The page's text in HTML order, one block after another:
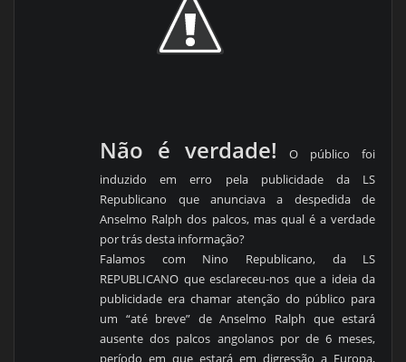
Não é verdade!
O público foi
induzido em erro pela publicidade da LS
Republicano que anunciava a despedida de
Anselmo Ralph dos palcos, mas qual é a verdade
por trás desta informação?
Falamos com Nino Republicano, da LS
REPUBLICANO que esclareceu-nos que a ideia da
publicidade era chamar atenção do público para
um “até breve” de Anselmo Ralph que estará
ausente dos palcos angolanos por de 6 meses,
período em que estará em digressão a Europa,